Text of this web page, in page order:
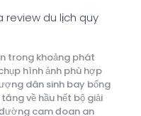
review du lịch quy
trong khoảng phát
hình ảnh phù hợp
dân sinh bay bổng
về hầu hết bộ giải
cam đoan an